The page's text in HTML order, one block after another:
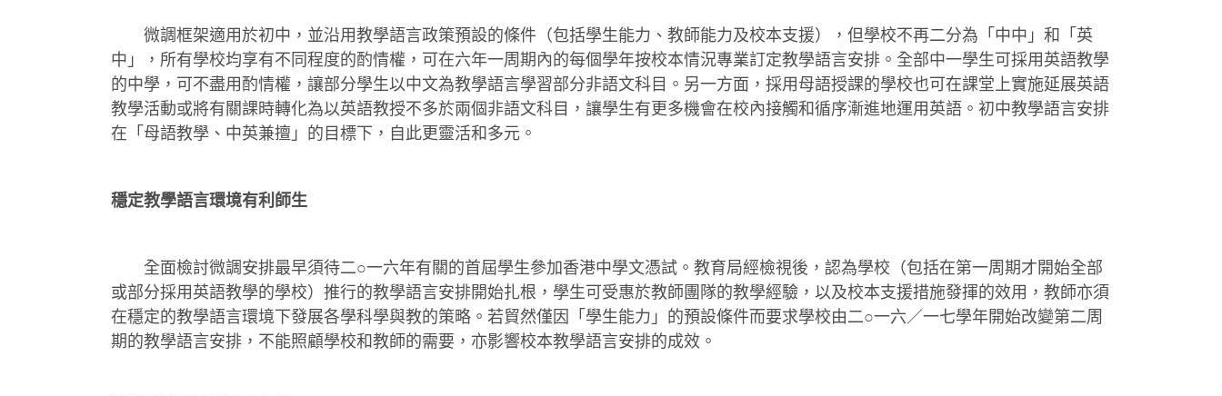
微調框架適用於初中，並沿用教學語言政策預設的條件（包括學生能力、教師能力及校本支援），但學校不再二分為「中中」和「英
中」，所有學校均享有不同程度的酌情權，可在六年一周期內的每個學年按校本情況專業訂定教學語言安排。全部中一學生可採用英語教學
的中學，可不盡用酌情權，讓部分學生以中文為教學語言學習部分非語文科目。另一方面，採用母語授課的學校也可在課堂上實施延展英語
教學活動或將有關課時轉化為以英語教授不多於兩個非語文科目，讓學生有更多機會在校內接觸和循序漸進地運用英語。初中教學語言安排
在「母語教學、中英兼擅」的目標下，自此更靈活和多元。
穩定教學語言環境有利師生
全面檢討微調安排最早須待二○一六年有關的首屆學生參加香港中學文憑試。教育局經檢視後，認為學校（包括在第一周期才開始全部
或部分採用英語教學的學校）推行的教學語言安排開始扎根，學生可受惠於教師團隊的教學經驗，以及校本支援措施發揮的效用，教師亦須
在穩定的教學語言環境下發展各學科學與教的策略。若貿然僅因「學生能力」的預設條件而要求學校由二○一六／一七學年開始改變第二周
期的教學語言安排，不能照顧學校和教師的需要，亦影響校本教學語言安排的成效。